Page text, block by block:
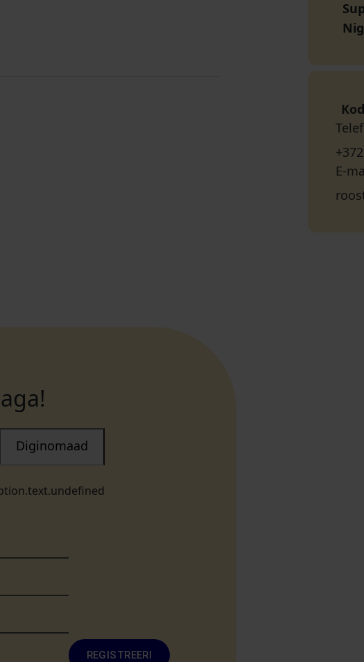
E-
Diginomaad
REGISTREERI